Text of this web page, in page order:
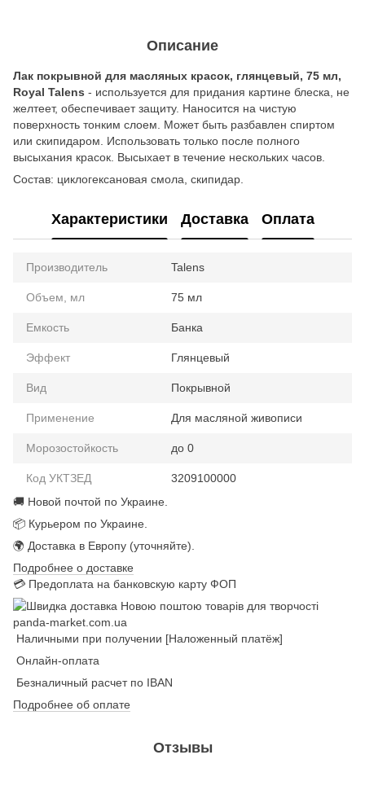
Описание
Лак покрывной для масляных красок, глянцевый, 75 мл,
Royal Talens - используется для придания картине блеска, не
желтеет, обеспечивает защиту. Наносится на чистую
поверхность тонким слоем. Может быть разбавлен спиртом
или скипидаром. Использовать только после полного
высыхания красок. Высыхает в течение нескольких часов.
Состав: циклогексановая смола, скипидар.
Характеристики Доставка Оплата
Производитель Talens
Объем, мл 75 мл
Емкость Банка
Эффект Глянцевый
Вид Покрывной
Применение Для масляной живописи
Морозостойкость до 0
Код УКТЗЕД
3209100000
🚚 Новой почтой по Украине.
📦 Курьером по Украине.
🌍 Доставка в Европу (уточняйте).
Подробнее о доставке
💳 Предоплата на банковскую карту ФОП
Наличными при получении [Наложенный платёж]
Онлайн-оплата
Безналичный расчет по IBAN
Подробнее об оплате
Отзывы